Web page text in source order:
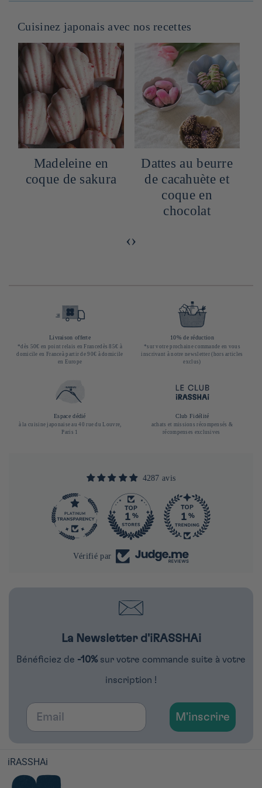
Cuisinez japonais avec nos recettes
Madeleine en
coque de sakura
Dattes au beurre
de cacahuète et
coque en
chocolat
‹›
Livraison offerte
*dès 50€ en point relais en Francedès 85€ à
domicile en Franceà partir de 90€ à domicile
en Europe
10% de réduction
*sur votre prochaine commande en vous
inscrivant à notre newsletter (hors articles
exclus)
Espace dédié
à la cuisine japonaise au 40 rue du Louvre,
Paris 1
Club Fidélité
achats et missions récompensés &
récompenses exclusives
4287 avis
Vérifié par
La Newsletter d'iRASSHAi
Bénéficiez de -10% sur votre commande suite à votre
inscription !
Email
M'inscrire
iRASSHAi